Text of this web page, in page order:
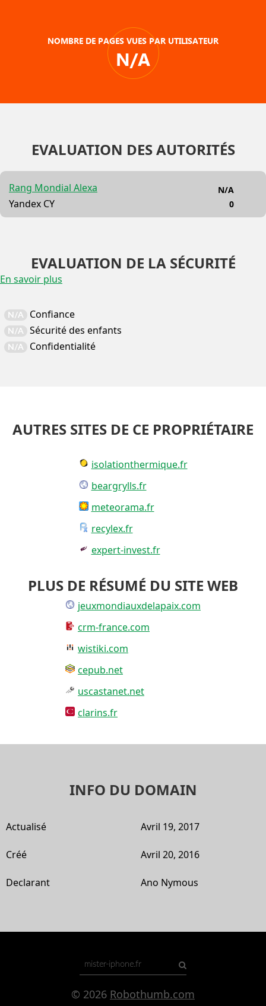
NOMBRE DE PAGES VUES PAR UTILISATEUR
N/A
EVALUATION DES AUTORITÉS
Rang Mondial Alexa
Yandex CY
N/A
0
EVALUATION DE LA SÉCURITÉ
En savoir plus
N/A Confiance
N/A Sécurité des enfants
N/A Confidentialité
AUTRES SITES DE CE PROPRIÉTAIRE
isolationthermique.fr
beargrylls.fr
meteorama.fr
recylex.fr
expert-invest.fr
PLUS DE RÉSUMÉ DU SITE WEB
jeuxmondiauxdelapaix.com
crm-france.com
wistiki.com
cepub.net
uscastanet.net
clarins.fr
INFO DU DOMAIN
Actualisé Avril 19, 2017
Créé Avril 20, 2016
Declarant Ano Nymous
© 2026 Robothumb.com